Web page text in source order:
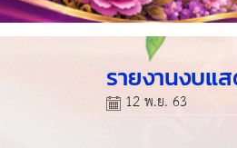
รายงานงบแ
12 พ.ย. 63